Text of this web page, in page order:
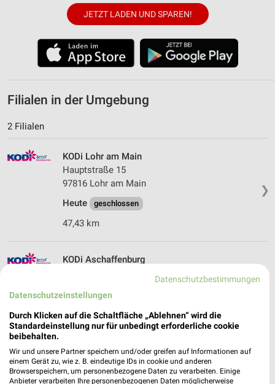
JETZT LADEN UND SPAREN!
Filialen in der Umgebung
2 Filialen
❯
KODi Lohr am Main
Hauptstraße 15
97816 Lohr am Main
Heute
geschlossen
47,43 km
KODi Aschaffenburg
77,96 km
Datenschutzbestimmungen
Datenschutzeinstellungen
Durch Klicken auf die Schaltfläche „Ablehnen“ wird die
Standardeinstellung nur für unbedingt erforderliche cookie
beibehalten.
Wir und unsere Partner speichern und/oder greifen auf Informationen auf
einem Gerät zu, wie z. B. eindeutige IDs in cookie und anderen
Browserspeichern, um personenbezogene Daten zu verarbeiten. Einige
Anbieter verarbeiten Ihre personenbezogenen Daten möglicherweise